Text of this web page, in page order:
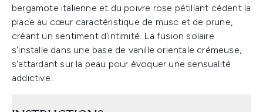
bergamote italienne et du poivre rose pétillant cèdent la
place au cœur caractéristique de musc et de prune,
créant un sentiment d'intimité. La fusion solaire
s'installe dans une base de vanille orientale crémeuse,
s'attardant sur la peau pour évoquer une sensualité
addictive.